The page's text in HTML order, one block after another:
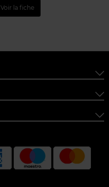
Voir la fiche